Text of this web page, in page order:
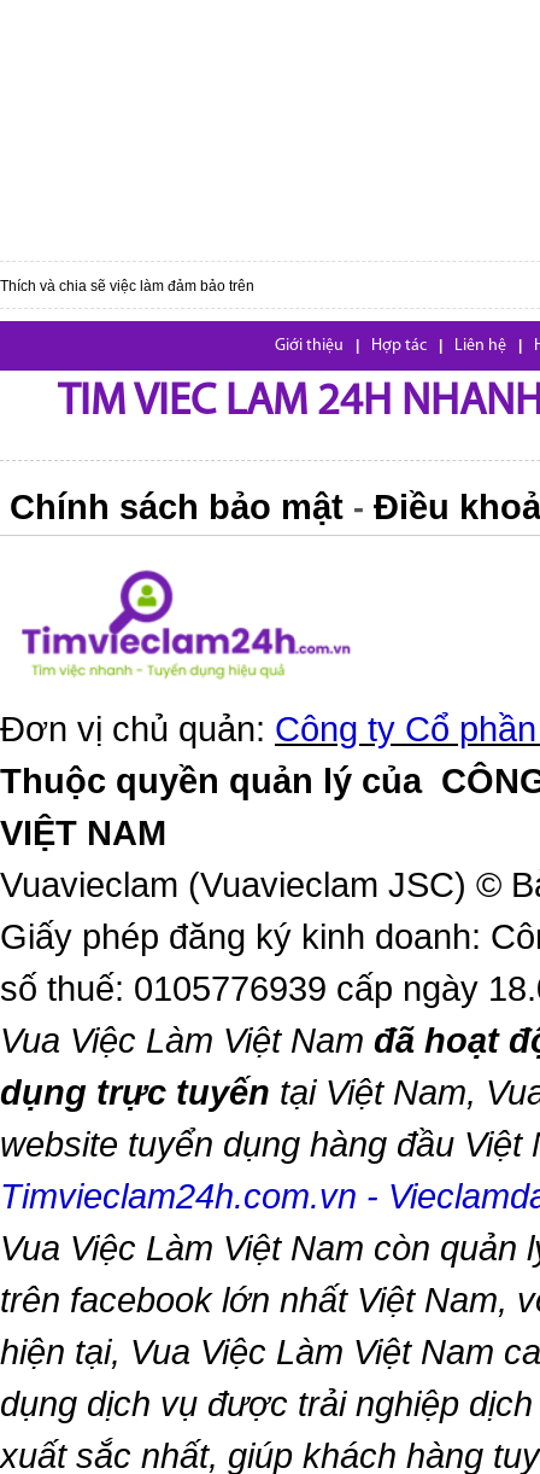
Thích và chia sẽ việc làm đảm bảo trên
Giới thiệu Hợp tác Liên hệ
TIM VIEC LAM 24H
Chính sách bảo mật - Điều
Đơn vị chủ quản: Công ty Cổ
Thuộc quyền quản lý của
VIỆT NAM
Vuavieclam (Vuavieclam JSC) ©
Giấy phép đăng ký kinh doanh:
số thuế: 0105776939 cấp ngày
Vua Việc Làm Việt Nam đã hoạt
dụng trực tuyến tại Việt Nam,
website tuyển dụng hàng đầu
Timvieclam24h.com.vn -
Vua Việc Làm Việt Nam còn quản
trên facebook lớn nhất Việt Nam,
hiện tại, Vua Việc Làm Việt Nam
dụng dịch vụ được trải nghiệp
xuất sắc nhất, giúp khách hàng